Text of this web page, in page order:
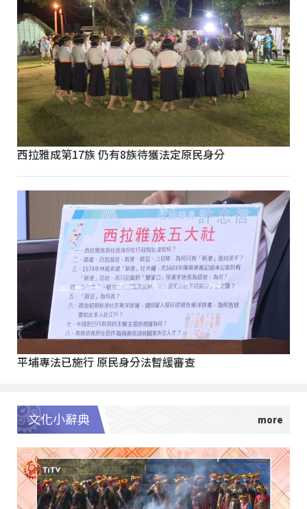
西拉雅成第17族 仍有8族待獲法定原民身分
平埔專法已施行 原民身分法暫緩審查
文化小辭典